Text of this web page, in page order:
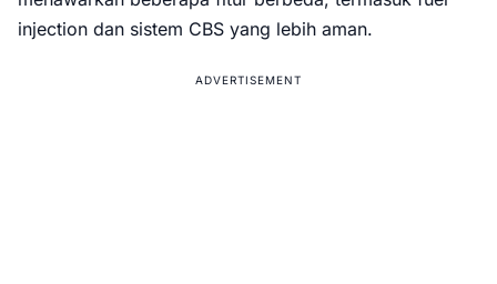
injection dan sistem CBS yang lebih aman.
ADVERTISEMENT